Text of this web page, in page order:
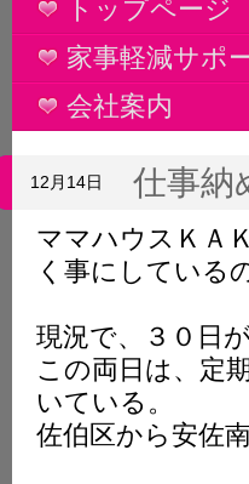
トップページ
家事軽減サポ
会社案内
仕事納
12月14日
ママハウスＫＡ
く事にしている
現況で、３０日
この両日は、定
いている。
佐伯区から安佐